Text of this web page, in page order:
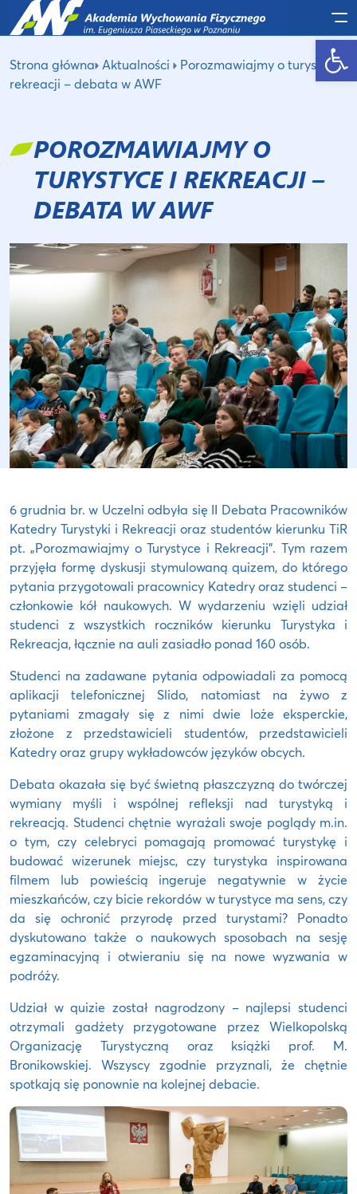
Otwórz pasek narzędzi
Strona główna Aktualności
Porozmawiajmy o turystyce i
rekreacji – debata w AWF
POROZMAWIAJMY O
TURYSTYCE I REKREACJI –
DEBATA W AWF
6 grudnia br. w Uczelni odbyła się II Debata Pracowników
Katedry Turystyki i Rekreacji oraz studentów kierunku TiR
pt. „Porozmawiajmy o Turystyce i Rekreacji”. Tym razem
przyjęła formę dyskusji stymulowaną quizem, do którego
pytania przygotowali pracownicy Katedry oraz studenci –
członkowie kół naukowych. W wydarzeniu wzięli udział
studenci z wszystkich roczników kierunku Turystyka i
Rekreacja, łącznie na auli zasiadło ponad 160 osób.
Studenci na zadawane pytania odpowiadali za pomocą
aplikacji telefonicznej Slido, natomiast na żywo z
pytaniami zmagały się z nimi dwie loże eksperckie,
złożone z przedstawicieli studentów, przedstawicieli
Katedry oraz grupy wykładowców języków obcych.
Debata okazała się być świetną płaszczyzną do twórczej
wymiany myśli i wspólnej refleksji nad turystyką i
rekreacją. Studenci chętnie wyrażali swoje poglądy m.in.
o tym, czy celebryci pomagają promować turystykę i
budować wizerunek miejsc, czy turystyka inspirowana
filmem lub powieścią ingeruje negatywnie w życie
mieszkańców, czy bicie rekordów w turystyce ma sens, czy
da się ochronić przyrodę przed turystami? Ponadto
dyskutowano także o naukowych sposobach na sesję
egzaminacyjną i otwieraniu się na nowe wyzwania w
podróży.
Udział w quizie został nagrodzony – najlepsi studenci
otrzymali gadżety przygotowane przez Wielkopolską
Organizację Turystyczną oraz książki prof. M.
Bronikowskiej. Wszyscy zgodnie przyznali, że chętnie
spotkają się ponownie na kolejnej debacie.